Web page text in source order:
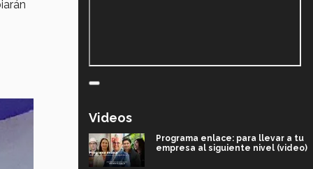
Videos
Programa enlace: para llevar a tu
empresa al siguiente nivel (video)